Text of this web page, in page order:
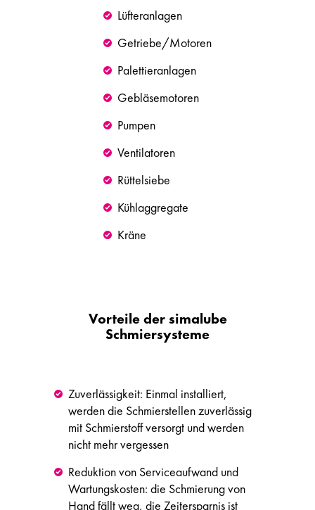
Lüfteranlagen
Getriebe/Motoren
Palettieranlagen
Gebläsemotoren
Pumpen
Ventilatoren
Rüttelsiebe
Kühlaggregate
Kräne
Vorteile der simalube
Schmiersysteme
Zuverlässigkeit: Einmal installiert,
werden die Schmierstellen zuverlässig
mit Schmierstoff versorgt und werden
nicht mehr vergessen
Reduktion von Serviceaufwand und
Wartungskosten: die Schmierung von
Hand fällt weg, die Zeitersparnis ist